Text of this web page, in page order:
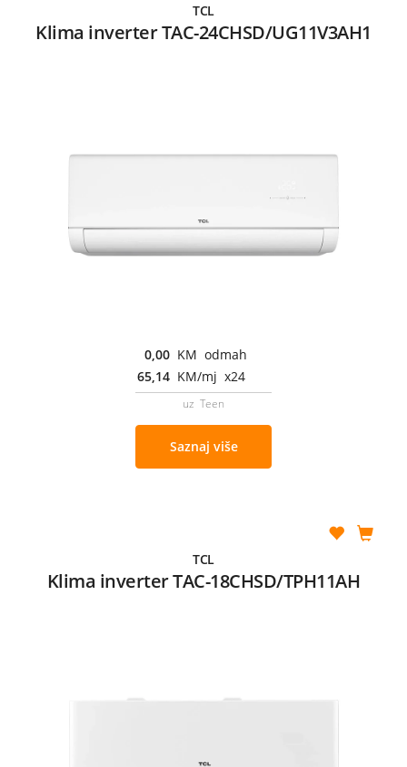
TCL
Klima inverter TAC-24CHSD/UG11V3AH1
0,00 KM odmah
65,14 KM/mj x24
uz Teen
Saznaj više
TCL
Klima inverter TAC-18CHSD/TPH11AH